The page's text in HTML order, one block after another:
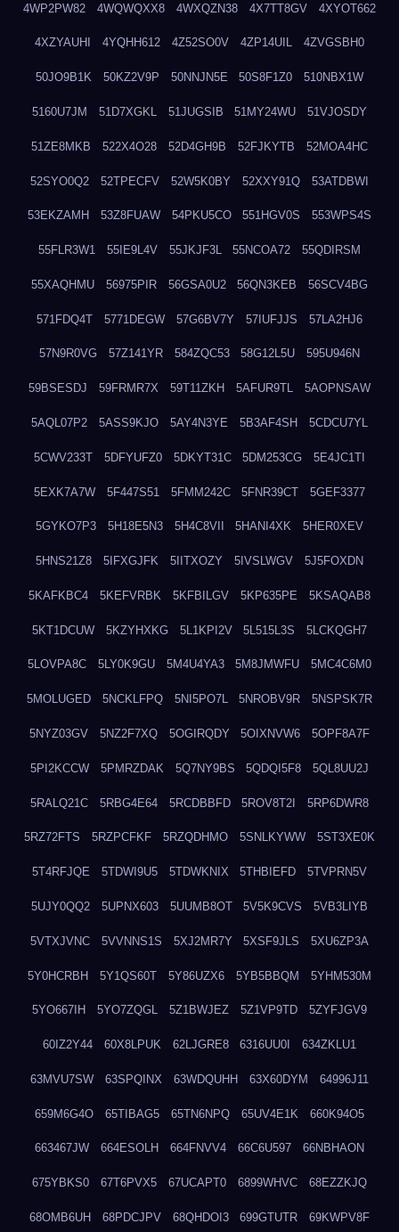
4WP2PW82 4WQWQXX8 4WXQZN38 4X7TT8GV 4XYOT662
4XZYAUHI 4YQHH612 4Z52SO0V 4ZP14UIL 4ZVGSBH0
50JO9B1K 50KZ2V9P 50NNJN5E 50S8F1Z0 510NBX1W
5160U7JM 51D7XGKL 51JUGSIB 51MY24WU 51VJOSDY
51ZE8MKB 522X4O28 52D4GH9B 52FJKYTB 52MOA4HC
52SYO0Q2 52TPECFV 52W5K0BY 52XXY91Q 53ATDBWI
53EKZAMH 53Z8FUAW 54PKU5CO 551HGV0S 553WPS4S
55FLR3W1 55IE9L4V 55JKJF3L 55NCOA72 55QDIRSM
55XAQHMU 56975PIR 56GSA0U2 56QN3KEB 56SCV4BG
571FDQ4T 5771DEGW 57G6BV7Y 57IUFJJS 57LA2HJ6
57N9R0VG 57Z141YR 584ZQC53 58G12L5U 595U946N
59BSESDJ 59FRMR7X 59T11ZKH 5AFUR9TL 5AOPNSAW
5AQL07P2 5ASS9KJO 5AY4N3YE 5B3AF4SH 5CDCU7YL
5CWV233T 5DFYUFZ0 5DKYT31C 5DM253CG 5E4JC1TI
5EXK7A7W 5F447S51 5FMM242C 5FNR39CT 5GEF3377
5GYKO7P3 5H18E5N3 5H4C8VII 5HANI4XK 5HER0XEV
5HNS21Z8 5IFXGJFK 5IITXOZY 5IVSLWGV 5J5FOXDN
5KAFKBC4 5KEFVRBK 5KFBILGV 5KP635PE 5KSAQAB8
5KT1DCUW 5KZYHXKG 5L1KPI2V 5L515L3S 5LCKQGH7
5LOVPA8C 5LY0K9GU 5M4U4YA3 5M8JMWFU 5MC4C6M0
5MOLUGED 5NCKLFPQ 5NI5PO7L 5NROBV9R 5NSPSK7R
5NYZ03GV 5NZ2F7XQ 5OGIRQDY 5OIXNVW6 5OPF8A7F
5PI2KCCW 5PMRZDAK 5Q7NY9BS 5QDQI5F8 5QL8UU2J
5RALQ21C 5RBG4E64 5RCDBBFD 5ROV8T2I 5RP6DWR8
5RZ72FTS 5RZPCFKF 5RZQDHMO 5SNLKYWW 5ST3XE0K
5T4RFJQE 5TDWI9U5 5TDWKNIX 5THBIEFD 5TVPRN5V
5UJY0QQ2 5UPNX603 5UUMB8OT 5V5K9CVS 5VB3LIYB
5VTXJVNC 5VVNNS1S 5XJ2MR7Y 5XSF9JLS 5XU6ZP3A
5Y0HCRBH 5Y1QS60T 5Y86UZX6 5YB5BBQM 5YHM530M
5YO667IH 5YO7ZQGL 5Z1BWJEZ 5Z1VP9TD 5ZYFJGV9
60IZ2Y44 60X8LPUK 62LJGRE8 6316UU0I 634ZKLU1
63MVU7SW 63SPQINX 63WDQUHH 63X60DYM 64996J11
659M6G4O 65TIBAG5 65TN6NPQ 65UV4E1K 660K94O5
663467JW 664ESOLH 664FNVV4 66C6U597 66NBHAON
675YBKS0 67T6PVX5 67UCAPT0 6899WHVC 68EZZKJQ
68OMB6UH 68PDCJPV 68QHDOI3 699GTUTR 69KWPV8F